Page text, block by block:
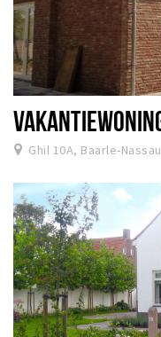
Ghil 10A, Baarle-Nassau